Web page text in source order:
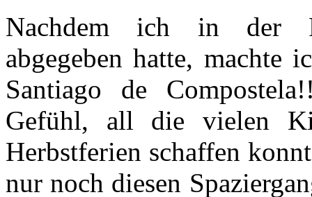
Nachdem ich in der
abgegeben hatte, machte
Santiago de
Gefühl, all die vielen
Herbstferien schaffen
nur noch diesen